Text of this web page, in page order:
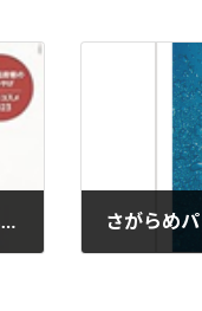
CREA「贈り物バイブル」に掲載されました